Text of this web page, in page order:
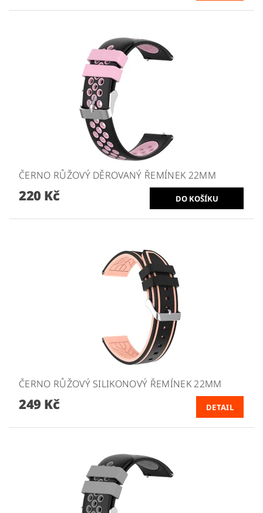
ČERNO RŮŽOVÝ DĚROVANÝ ŘEMÍNEK 22MM
220 Kč
ČERNO RŮŽOVÝ SILIKONOVÝ ŘEMÍNEK 22MM
249 Kč DETAIL